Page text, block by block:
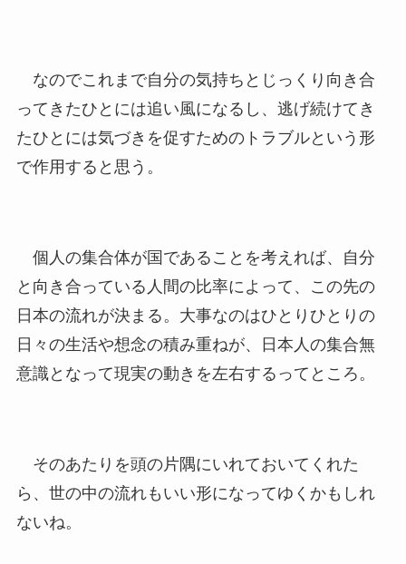
なのでこれまで自分の気持ちとじっくり向き合
ってきたひとには追い風になるし、逃げ続けてき
たひとには気づきを促すためのトラブルという形
で作用すると思う。
個人の集合体が国であることを考えれば、自分
と向き合っている人間の比率によって、この先の
日本の流れが決まる。大事なのはひとりひとりの
日々の生活や想念の積み重ねが、日本人の集合無
意識となって現実の動きを左右するってところ。
そのあたりを頭の片隅にいれておいてくれた
ら、世の中の流れもいい形になってゆくかもしれ
ないね。